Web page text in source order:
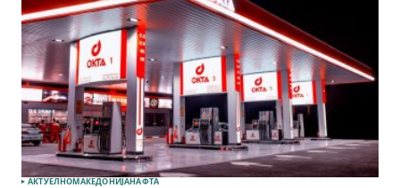
АКТУЕЛНОМАКЕДОНИЈАНАФТА